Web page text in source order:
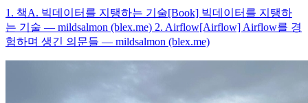
1. 책A. 빅데이터를 지탱하는 기술[Book] 빅데이터를 지탱하
는 기술 — mildsalmon (blex.me) 2. Airflow[Airflow] Airflow를 경
험하며 생긴 의문들 — mildsalmon (blex.me)